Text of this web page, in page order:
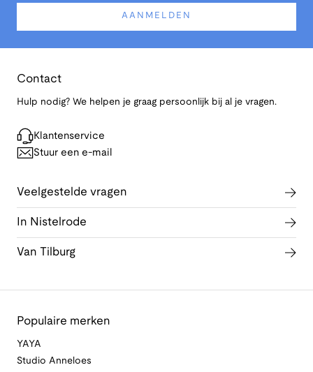
AANMELDEN
Contact
Hulp nodig? We helpen je graag persoonlijk bij al je vragen.
Klantenservice
Stuur een e-mail
Veelgestelde vragen
In Nistelrode
Van Tilburg
Populaire merken
YAYA
Studio Anneloes